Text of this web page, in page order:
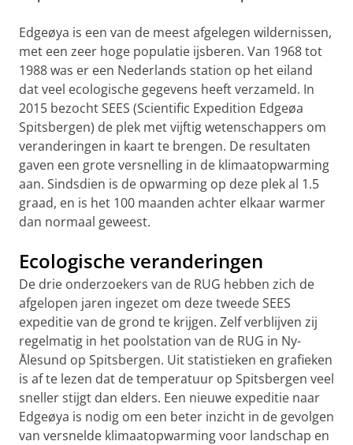
Edgeøya is een van de meest afgelegen wildernissen,
met een zeer hoge populatie ijsberen. Van 1968 tot
1988 was er een Nederlands station op het eiland
dat veel ecologische gegevens heeft verzameld. In
2015 bezocht SEES (Scientific Expedition Edgeøa
Spitsbergen) de plek met vijftig wetenschappers om
veranderingen in kaart te brengen. De resultaten
gaven een grote versnelling in de klimaatopwarming
aan. Sindsdien is de opwarming op deze plek al 1.5
graad, en is het 100 maanden achter elkaar warmer
dan normaal geweest.
Ecologische veranderingen
De drie onderzoekers van de RUG hebben zich de
afgelopen jaren ingezet om deze tweede SEES
expeditie van de grond te krijgen. Zelf verblijven zij
regelmatig in het poolstation van de RUG in Ny-
Ålesund op Spitsbergen. Uit statistieken en grafieken
is af te lezen dat de temperatuur op Spitsbergen veel
sneller stijgt dan elders. Een nieuwe expeditie naar
Edgeøya is nodig om een beter inzicht in de gevolgen
van versnelde klimaatopwarming voor landschap en